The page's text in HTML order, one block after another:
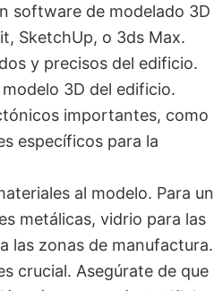
software de modelado 3D
SketchUp, o 3ds Max.
y precisos del edificio.
3D del edificio.
importantes, como
específicos para la
al modelo. Para un
metálicas, vidrio para las
las zonas de manufactura.
crucial. Asegúrate de que